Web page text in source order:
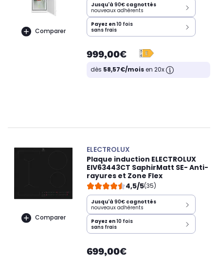
Comparer
Jusqu'à 90€ cagnottés
nouveaux adhérents
Payez en10 fois
sans frais
999,00€
dès 58,57€/moisen 20x
Comparer
ELECTROLUX
Plaque induction ELECTROLUX
EIV63443CT SaphirMatt SE- Anti-
rayures et Zone Flex
4,5/5(35)
Jusqu'à 90€ cagnottés
nouveaux adhérents
Payez en10 fois
sans frais
699,00€